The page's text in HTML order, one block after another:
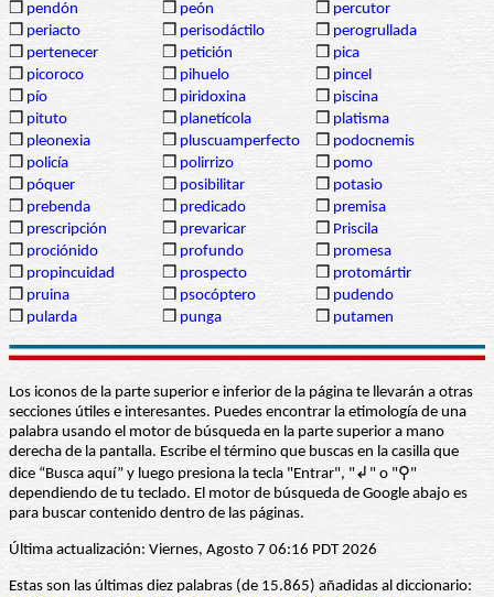
❒ pendón ❒ peón ❒ percutor
❒ periacto ❒ perisodáctilo ❒ perogrullada
❒ pertenecer ❒ petición ❒ pica
❒ picoroco ❒ pihuelo ❒ pincel
❒ pío ❒ piridoxina ❒ piscina
❒ pituto ❒ planetícola ❒ platisma
❒ pleonexia ❒ pluscuamperfecto ❒ podocnemis
❒ policía ❒ polirrizo ❒ pomo
❒ póquer ❒ posibilitar ❒ potasio
❒ prebenda ❒ predicado ❒ premisa
❒ prescripción ❒ prevaricar ❒ Priscila
❒ prociónido ❒ profundo ❒ promesa
❒ propincuidad ❒ prospecto ❒ protomártir
❒ pruina ❒ psocóptero ❒ pudendo
❒ pularda ❒ punga ❒ putamen
Los iconos de la parte superior e inferior de la página te llevarán a otras
secciones útiles e interesantes. Puedes encontrar la etimología de una
palabra usando el motor de búsqueda en la parte superior a mano
derecha de la pantalla. Escribe el término que buscas en la casilla que
dice “Busca aquí” y luego presiona la tecla "Entrar", "↲" o "⚲"
dependiendo de tu teclado. El motor de búsqueda de Google abajo es
para buscar contenido dentro de las páginas.
Última actualización: Viernes, Agosto 7 06:16 PDT 2026
Estas son las últimas diez palabras (de 15.865) añadidas al diccionario: